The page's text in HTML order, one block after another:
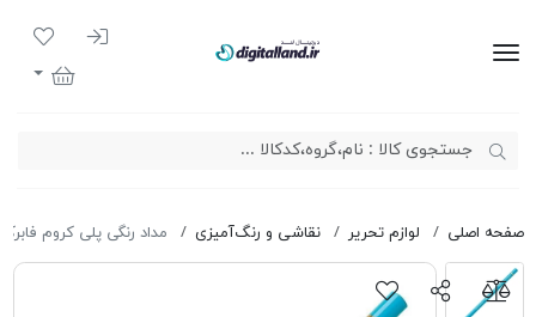
ورود به
لیست
سبد خرید
صفحه اصلی لوازم تحریر نقاشی و رنگ‌آمیزی مداد رنگی پلی کروم